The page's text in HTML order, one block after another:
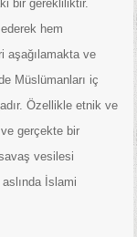
bir gerekliliktir.
hem
aşağılamakta ve
Müslümanları iç
Özellikle etnik ve
ve gerçekte bir
vesilesi
İslami